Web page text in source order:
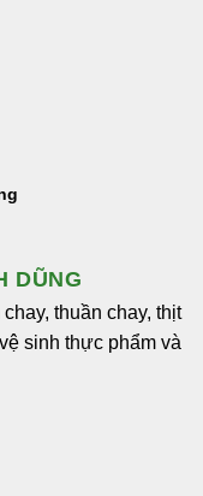
DŨNG
thuần chay, thịt
sinh thực phẩm và